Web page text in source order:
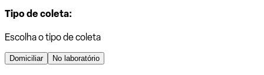
Tipo de coleta:
Escolha o tipo de coleta
Domiciliar No laboratório